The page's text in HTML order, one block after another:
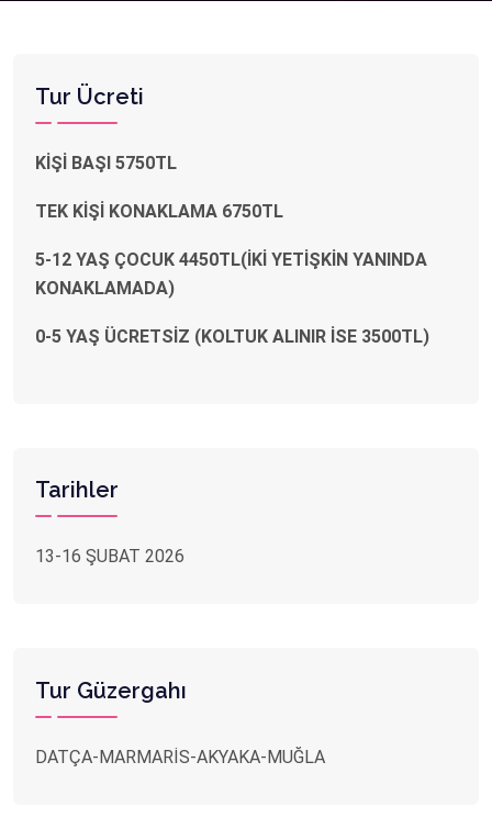
Tur Ücreti
KİŞİ BAŞI 5750TL
TEK KİŞİ KONAKLAMA 6750TL
5-12 YAŞ ÇOCUK 4450TL(İKİ YETİŞKİN YANINDA
KONAKLAMADA)
0-5 YAŞ ÜCRETSİZ (KOLTUK ALINIR İSE 3500TL)
Tarihler
13-16 ŞUBAT 2026
Tur Güzergahı
DATÇA-MARMARİS-AKYAKA-MUĞLA